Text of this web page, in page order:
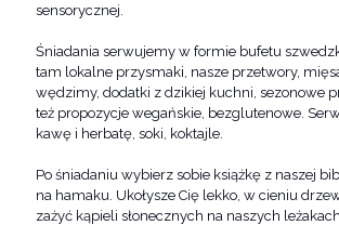
sensorycznej.
Śniadania serwujemy w formie bufetu
tam lokalne przysmaki, nasze przetwory,
wędzimy, dodatki z dzikiej kuchni, sezonowe
też propozycje wegańskie, bezglutenowe.
kawę i herbatę, soki, koktajle.
Po śniadaniu wybierz sobie książkę z naszej
na hamaku. Ukołysze Cię lekko, w cieniu
zażyć kąpieli słonecznych na naszych